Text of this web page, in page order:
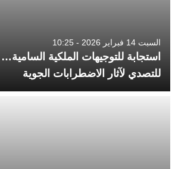
السبت 14 فبراير 2026 - 10:25
استجابة للتوجيهات الملكية
للتصدي لآثار الاضطرابات الجوية